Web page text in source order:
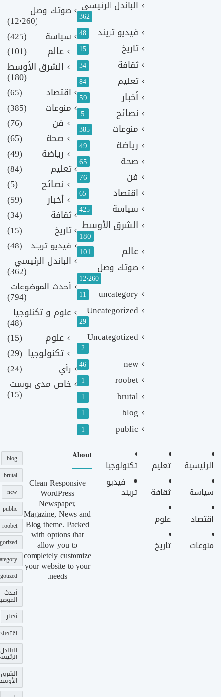
الباندل الرئيسي
362
فيديو تريند 48
تاريخ 15
ثقافة 34
تعليم 84
أخبار 59
نصائح 5
منوعات 385
رياضة 49
صحة 65
فن 76
اقتصاد 65
سياسة 425
الشرق الأوسط
180
عالم 101
صوتك وصل
12٬260
uncategory
11
Uncategorized
29
Uncategotized
2
new
46
roobet
1
brutal
1
blog
1
public
1
صوتك وصل
(12٬260)
سياسة
(425)
عالم
(101)
الشرق الأوسط
(180)
اقتصاد
(65)
منوعات
(385)
فن
(76)
صحة
(65)
رياضة
(49)
تعليم (84)
نصائح
(5)
أخبار
(59)
ثقافة
(34)
تاريخ
(15)
فيديو تريند (48)
الباندل الرئيسي
(362)
أحدث الموضوعات
(794)
علوم و تكنلوجيا
(48)
علوم
(15)
تكنولوجيا (29)
رأي
(24)
خاص مدى بوست
(15)
الرئيسية
سياسة
اقتصاد
منوعات
تعليم
ثقافة
علوم
تاريخ
تكنولوجيا
فيديو
تريند
About
Clean Responsive
WordPress
Newspaper,
Magazine, News and
Blog theme. Packed
with options that
allow you to
completely customize
your website to your
needs.
blog
brutal
new
public
roobet
أحدث
أخبار
اقتصاد
الباندل
الشرق